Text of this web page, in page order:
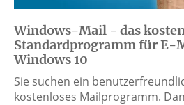
Windows-Mail - das
Standardprogramm für E-
Windows 10
Sie suchen ein
kostenloses Mailprogramm.